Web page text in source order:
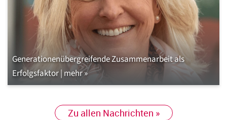
Generationenübergreifende Zusammenarbeit als
Erfolgsfaktor | mehr »
Zu allen Nachrichten »